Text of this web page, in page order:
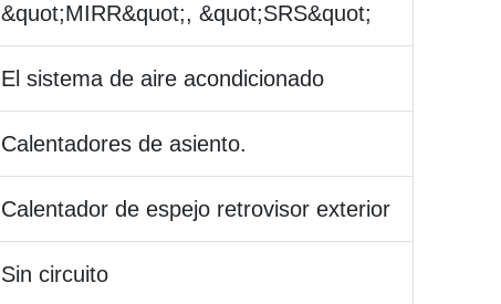
&quot;MIRR&quot;, &quot;SRS&quot;
El sistema de aire acondicionado
Calentadores de asiento.
Calentador de espejo retrovisor exterior
Sin circuito